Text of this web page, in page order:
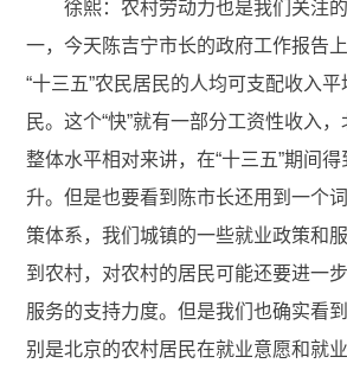
徐熙：农村劳动力也是我们关注
一，今天陈吉宁市长的政府工作报告
“十三五”农民居民的人均可支配收入
民。这个“快”就有一部分工资性收入
整体水平相对来讲，在“十三五”期间
升。但是也要看到陈市长还用到一个
策体系，我们城镇的一些就业政策和
到农村，对农村的居民可能还要进一
服务的支持力度。但是我们也确实看
别是北京的农村居民在就业意愿和就